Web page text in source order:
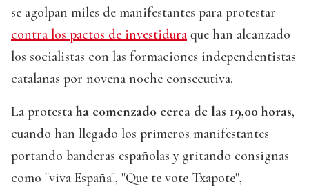
se agolpan miles de manifestantes para protestar
contra los pactos de investidura que han alcanzado
los socialistas con las formaciones independentistas
catalanas por novena noche consecutiva.
La protesta ha comenzado cerca de las 19,00 horas,
cuando han llegado los primeros manifestantes
portando banderas españolas y gritando consignas
como "viva España", "Que te vote Txapote",